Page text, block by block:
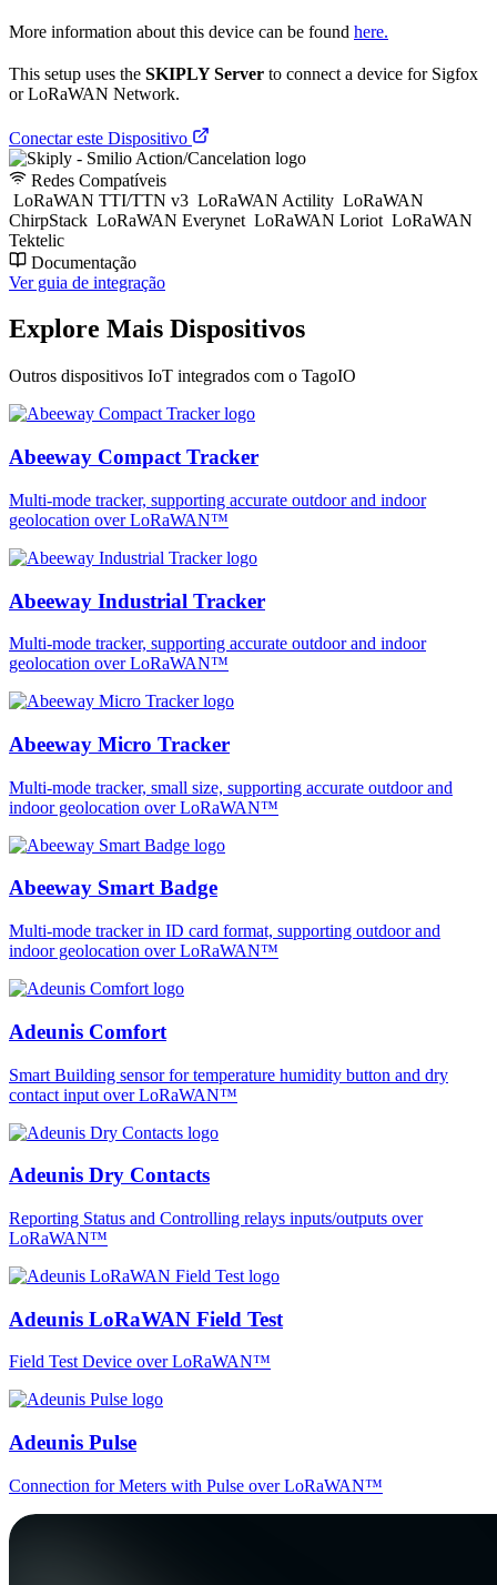
More information about this device can be found here.
This setup uses the SKIPLY Server to connect a device for Sigfox
or LoRaWAN Network.
Conectar este Dispositivo
Redes Compatíveis
LoRaWAN TTI/TTN v3 LoRaWAN Actility LoRaWAN
ChirpStack LoRaWAN Everynet LoRaWAN Loriot LoRaWAN
Tektelic
Documentação
Ver guia de integração
Explore Mais Dispositivos
Outros dispositivos IoT integrados com o TagoIO
Abeeway Compact Tracker
Multi-mode tracker, supporting accurate outdoor and indoor
geolocation over LoRaWAN™
Abeeway Industrial Tracker
Multi-mode tracker, supporting accurate outdoor and indoor
geolocation over LoRaWAN™
Abeeway Micro Tracker
Multi-mode tracker, small size, supporting accurate outdoor and
indoor geolocation over LoRaWAN™
Abeeway Smart Badge
Multi-mode tracker in ID card format, supporting outdoor and
indoor geolocation over LoRaWAN™
Adeunis Comfort
Smart Building sensor for temperature humidity button and dry
contact input over LoRaWAN™
Adeunis Dry Contacts
Reporting Status and Controlling relays inputs/outputs over
LoRaWAN™
Adeunis LoRaWAN Field Test
Field Test Device over LoRaWAN™
Adeunis Pulse
Connection for Meters with Pulse over LoRaWAN™